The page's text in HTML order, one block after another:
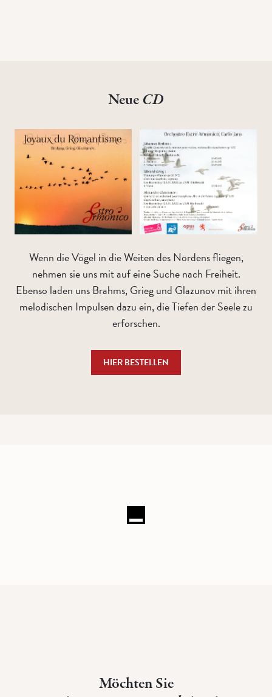
Neue CD
Wenn die Vögel in die Weiten des Nordens fliegen,
nehmen sie uns mit auf eine Suche nach Freiheit.
Ebenso laden uns Brahms, Grieg und Glazunov mit ihren
melodischen Impulsen dazu ein, die Tiefen der Seele zu
erforschen.
HIER BESTELLEN
Möchten Sie